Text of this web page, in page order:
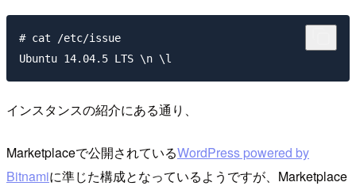
# cat /etc/issue
インスタンスの紹介にある通り、
Marketplaceで公開されているWordPress powered by
Bitnamiに準じた構成となっているようですが、Marketplace